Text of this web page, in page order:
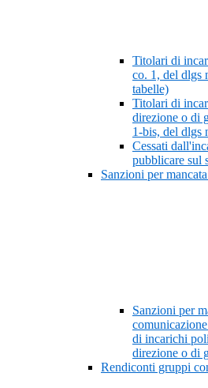
Titolari di
co. 1, del dlgs
tabelle)
Titolari di
direzione o di
1-bis, del dlgs
Cessati
pubblicare sul
Sanzioni per
Sanzioni per
di incarichi
direzione o di
Rendiconti gruppi